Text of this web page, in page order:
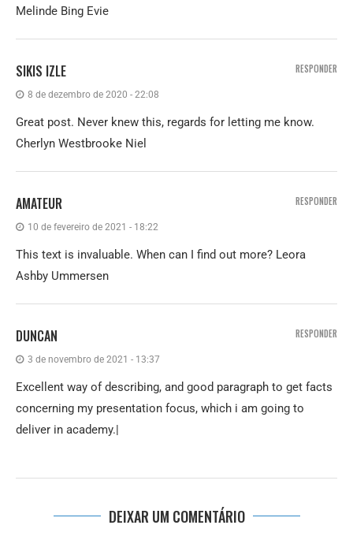
Melinde Bing Evie
SIKIS IZLE
8 de dezembro de 2020 - 22:08
Great post. Never knew this, regards for letting me know.
Cherlyn Westbrooke Niel
RESPONDER
AMATEUR
10 de fevereiro de 2021 - 18:22
This text is invaluable. When can I find out more? Leora
Ashby Ummersen
RESPONDER
DUNCAN
3 de novembro de 2021 - 13:37
Excellent way of describing, and good paragraph to get facts
concerning my presentation focus, which i am going to
deliver in academy.|
RESPONDER
DEIXAR UM COMENTÁRIO